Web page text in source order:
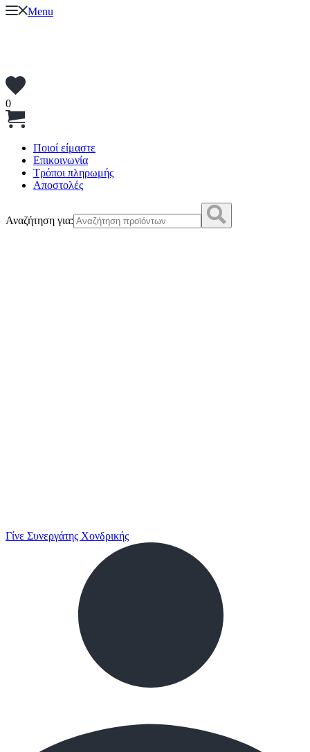
Menu
0
Ποιοί είμαστε
Επικοινωνία
Τρόποι πληρωμής
Αποστολές
Αναζήτηση για:
Γίνε Συνεργάτης Χονδρικής